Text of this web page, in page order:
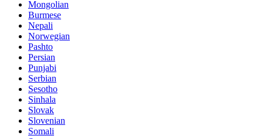
Mongolian
Burmese
Nepali
Norwegian
Pashto
Persian
Punjabi
Serbian
Sesotho
Sinhala
Slovak
Slovenian
Somali